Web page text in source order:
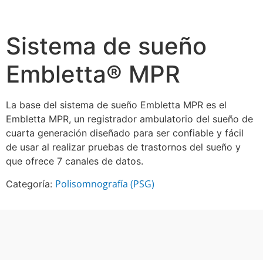
Sistema de sueño
Embletta® MPR
La base del sistema de sueño Embletta MPR es el
Embletta MPR, un registrador ambulatorio del sueño de
cuarta generación diseñado para ser confiable y fácil
de usar al realizar pruebas de trastornos del sueño y
que ofrece 7 canales de datos.
Categoría: Polisomnografía (PSG)